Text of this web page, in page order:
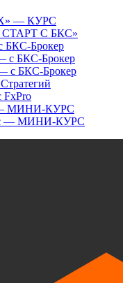
— КУРС
С БКС»
БКС-Брокер
с БКС-Брокер
с БКС-Брокер
FxPro
— МИНИ-КУРС
— МИНИ-КУРС